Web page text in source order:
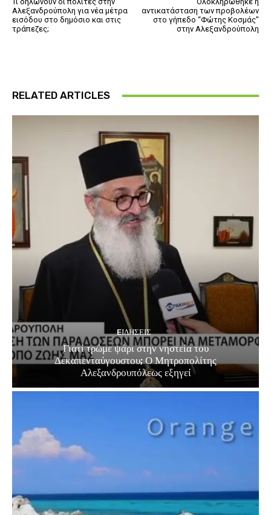
Αλεξανδρούπολη για νέα μέτρα
εισόδου στο δημόσιο και στις
τράπεζες;
αντικατάσταση των προβολέων
στο γήπεδο “Φώτης Κοσμάς”
στην Αλεξανδρούπολη
RELATED ARTICLES
EΙΔΗΣΕΙΣ
Γιατί τρώμε ψάρι στην νηστεία του
Δεκαπενταύγουστου; Ο Μητροπολίτης
Αλεξανδρουπόλεως εξηγεί